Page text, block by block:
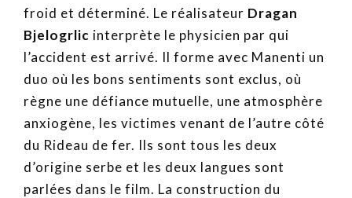
froid et déterminé. Le réalisateur Dragan
Bjelogrlic interprète le physicien par qui
l’accident est arrivé. Il forme avec Manenti un
duo où les bons sentiments sont exclus, où
règne une défiance mutuelle, une atmosphère
anxiogène, les victimes venant de l’autre côté
du Rideau de fer. Ils sont tous les deux
d’origine serbe et les deux langues sont
parlées dans le film. La construction du